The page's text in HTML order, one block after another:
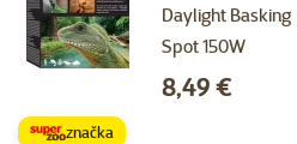
Daylight Basking
Spot 150W
Cena
8,49 €
značka